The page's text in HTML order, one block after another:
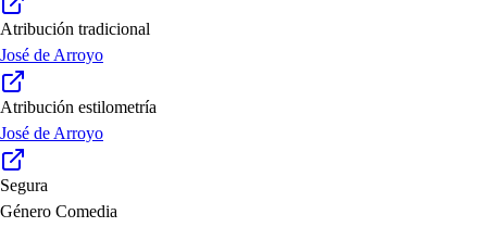
Atribución tradicional
José de Arroyo
Atribución estilometría
José de Arroyo
Segura
Género Comedia